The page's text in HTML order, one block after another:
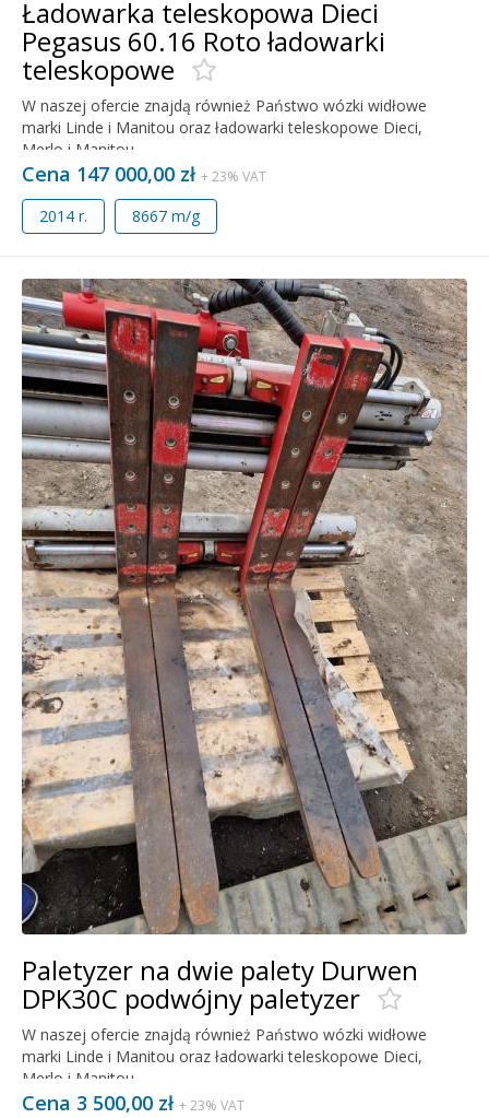
Ładowarka teleskopowa Dieci
Pegasus 60.16 Roto ładowarki
teleskopowe
W naszej ofercie znajdą również Państwo wózki widłowe
marki Linde i Manitou oraz ładowarki teleskopowe Dieci,
Merlo i Manitou.
Cena 147 000,00 zł + 23% VAT
2014 r. 8667 m/g
Paletyzer na dwie palety Durwen
DPK30C podwójny paletyzer
W naszej ofercie znajdą również Państwo wózki widłowe
marki Linde i Manitou oraz ładowarki teleskopowe Dieci,
Merlo i Manitou.
Cena 3 500,00 zł + 23% VAT